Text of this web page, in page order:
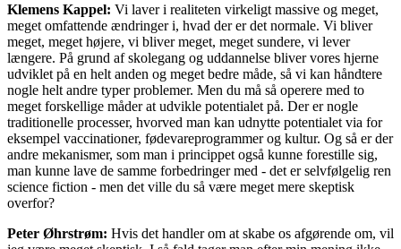
Klemens Kappel: Vi laver i realiteten virkeligt massive og meget,
meget omfattende ændringer i, hvad der er det normale. Vi bliver
meget, meget højere, vi bliver meget, meget sundere, vi lever
længere. På grund af skolegang og uddannelse bliver vores hjerne
udviklet på en helt anden og meget bedre måde, så vi kan håndtere
nogle helt andre typer problemer. Men du må så operere med to
meget forskellige måder at udvikle potentialet på. Der er nogle
traditionelle processer, hvorved man kan udnytte potentialet via for
eksempel vaccinationer, fødevareprogrammer og kultur. Og så er der
andre mekanismer, som man i princippet også kunne forestille sig,
man kunne lave de samme forbedringer med - det er selvfølgelig ren
science fiction - men det ville du så være meget mere skeptisk
overfor?
Peter Øhrstrøm: Hvis det handler om at skabe os afgørende om, vil